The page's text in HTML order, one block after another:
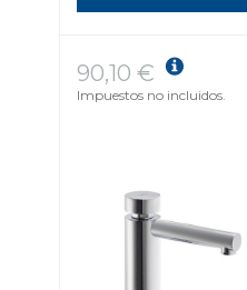
90,10 €
Impuestos no incluidos.